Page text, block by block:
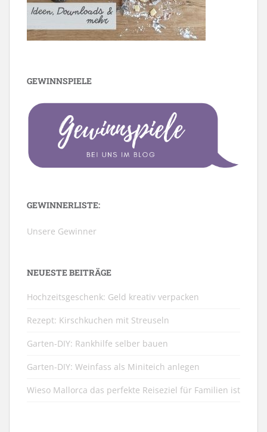
GEWINNSPIELE
GEWINNERLISTE:
Unsere Gewinner
NEUESTE BEITRÄGE
Hochzeitsgeschenk: Geld kreativ verpacken
Rezept: Kirschkuchen mit Streuseln
Garten-DIY: Rankhilfe selber bauen
Garten-DIY: Weinfass als Miniteich anlegen
Wieso Mallorca das perfekte Reiseziel für Familien ist